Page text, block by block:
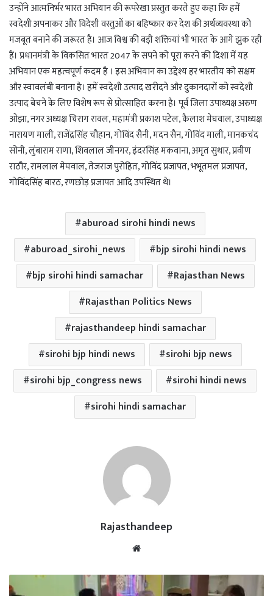
उन्होंने आत्मनिर्भर भारत अभियान की रूपरेखा प्रस्तुत करते हुए कहा कि हमें
स्वदेशी अपनाकर और विदेशी वस्तुओं का बहिष्कार कर देश की अर्थव्यवस्था को
मजबूत बनाने की जरूरत है। आज विश्व की बड़ी शक्तियां भी भारत के आगे झुक रही
हैं। प्रधानमंत्री के विकसित भारत 2047 के सपने को पूरा करने की दिशा में यह
अभियान एक महत्वपूर्ण कदम है । इस अभियान का उद्देश्य हर भारतीय को सक्षम
और स्वावलंबी बनाना है। हमें स्वदेशी उत्पाद खरीदने और दुकानदारों को स्वदेशी
उत्पाद बेचने के लिए विशेष रूप से प्रोत्साहित करना है। पूर्व जिला उपाध्यक्ष अरुण
ओझा, नगर अध्यक्ष चिराग रावल, महामंत्री प्रकाश पटेल, कैलाश मेघवाल, उपाध्यक्ष
नारायण माली, राजेंद्रसिंह चौहान, गोविंद सैनी, मदन सैन, गोविंद माली, मानकचंद
सोनी, लुंबाराम राणा, शिवलाल जीनगर, इंदरसिंह मकवाना, अमृत सुथार, प्रवीण
राठौर, रामलाल मेघवाल, तेजराज पुरोहित, गोविंद प्रजापत, भभूतमल प्रजापत,
गोविंदसिंह बारठ, रणछोड़ प्रजापत आदि उपस्थित थे।
aburoad sirohi hindi news
aburoad_sirohi_news
bjp sirohi hindi news
bjp sirohi hindi samachar
Rajasthan News
Rajasthan Politics News
rajasthandeep hindi samachar
sirohi bjp hindi news
sirohi bjp news
sirohi bjp_congress news
sirohi hindi news
sirohi hindi samachar
Rajasthandeep